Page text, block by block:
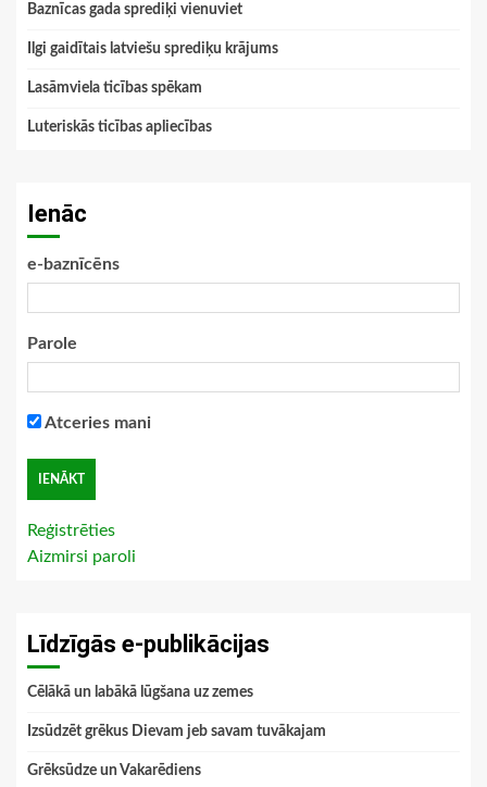
Baznīcas gada sprediķi vienuviet
Ilgi gaidītais latviešu sprediķu krājums
Lasāmviela ticības spēkam
Luteriskās ticības apliecības
Ienāc
e-baznīcēns
Parole
Atceries mani
Reģistrēties
Aizmirsi paroli
Līdzīgās e-publikācijas
Cēlākā un labākā lūgšana uz zemes
Izsūdzēt grēkus Dievam jeb savam tuvākajam
Grēksūdze un Vakarēdiens